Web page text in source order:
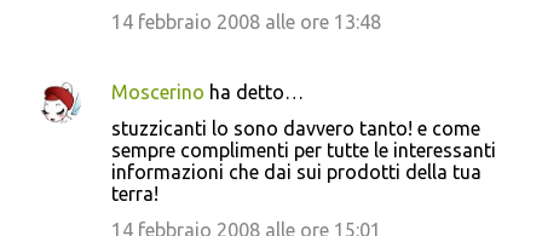
14 febbraio 2008 alle ore 13:48
Moscerino ha detto…
stuzzicanti lo sono davvero tanto! e come
sempre complimenti per tutte le interessanti
informazioni che dai sui prodotti della tua
terra!
14 febbraio 2008 alle ore 15:01